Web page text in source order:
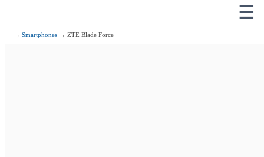
☰
→Smartphones → ZTE Blade Force